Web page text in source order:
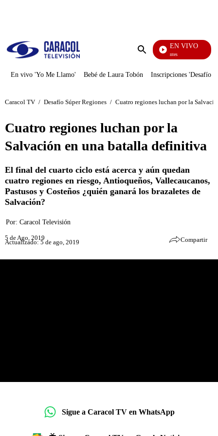
Enviar
EN VIVO
Los Informantes
En vivo 'Yo Me Llamo' Bebé de Laura Tobón Inscripciones 'Desafío'
Caracol TV / Desafío Súper Regiones / Cuatro regiones luchan por la
Cuatro regiones luchan por la
Salvación en una batalla definitiva
El final del cuarto ciclo está acerca y aún quedan
cuatro regiones en riesgo, Antioqueños, Vallecaucanos,
Pastusos y Costeños ¿quién ganará los brazaletes de
Salvación?
Por: Caracol Televisión
5 de Ago, 2019
Actualizado: 5 de ago, 2019 Compartir
Sigue a Caracol TV en WhatsApp